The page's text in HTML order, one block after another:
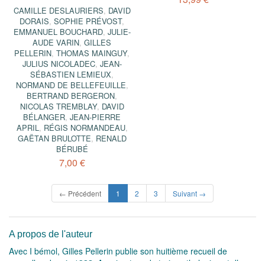
CAMILLE DESLAURIERS, DAVID
DORAIS,SOPHIE PRÉVOST,
EMMANUEL BOUCHARD, JULIE-
AUDE VARIN,GILLES
PELLERIN,THOMAS MAINGUY,
JULIUS NICOLADEC, JEAN-
SÉBASTIEN LEMIEUX,
NORMAND DE BELLEFEUILLE,
BERTRAND BERGERON,
NICOLAS TREMBLAY, DAVID
BÉLANGER,JEAN-PIERRE
APRIL, RÉGIS NORMANDEAU,
GAËTAN BRULOTTE, RENALD
BÉRUBÉ
7,00 €
← Précédent 1 (current)
2 3 Suivant →
A propos de l'auteur
Avec I bémol, Gilles Pellerin publie son huitième recueil de